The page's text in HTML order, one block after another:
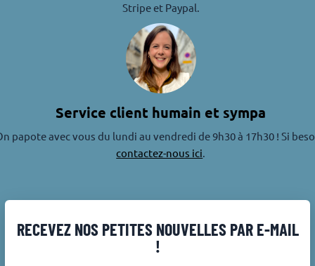
Stripe et Paypal.
Service client humain et sympa
papote avec vous du lundi au vendredi de 9h30 à 17h30 ! Si
contactez-nous ici.
RECEVEZ NOS PETITES NOUVELLES PAR E-MAIL
!